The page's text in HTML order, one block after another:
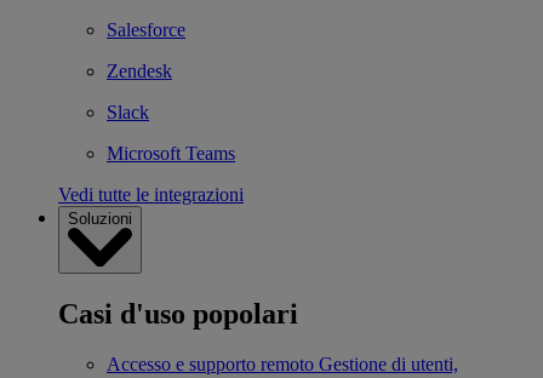
Salesforce
Zendesk
Slack
Microsoft Teams
Vedi tutte le integrazioni
Soluzioni
Casi d'uso popolari
Accesso e supporto remoto Gestione di utenti,